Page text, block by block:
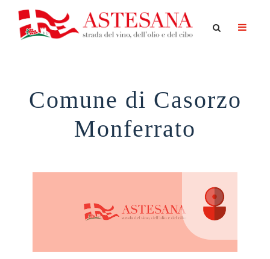
Comune di Casorzo
Monferrato